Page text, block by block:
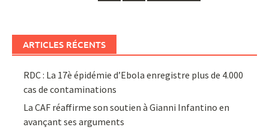
ARTICLES RÉCENTS
RDC : La 17è épidémie d’Ebola enregistre plus de 4.000
cas de contaminations
La CAF réaffirme son soutien à Gianni Infantino en
avançant ses arguments